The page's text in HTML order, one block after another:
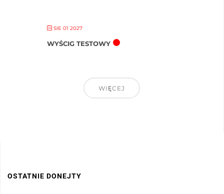
SIE 01 2027
WYŚCIG TESTOWY
WIĘCEJ
OSTATNIE DONEJTY